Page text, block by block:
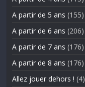
A partir de 5 ans (155)
A partir de 6 ans (206)
A partir de 7 ans (176)
A partir de 8 ans (176)
Allez jouer dehors ! (4)